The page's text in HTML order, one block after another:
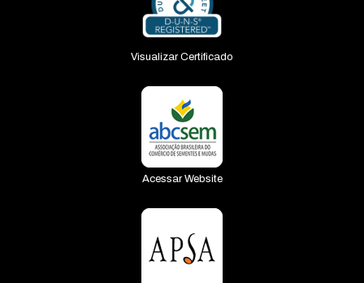
Visualizar Certificado
Acessar Website